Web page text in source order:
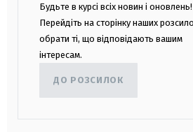
Будьте в курсі всіх новин і оновлень!
Перейдіть на сторінку наших
обрати ті, що відповідають вашим
інтересам.
ДО РОЗСИЛОК